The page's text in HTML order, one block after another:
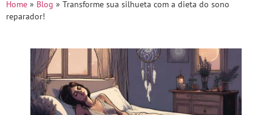
Home » Blog » Transforme sua silhueta com a dieta do sono
reparador!